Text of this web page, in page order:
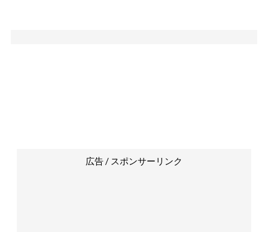
広告 / スポンサーリンク